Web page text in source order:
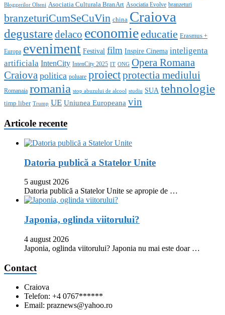
Bloggerilor Olteni Asociatia Culturala BranArt Asociatia Evolve branzeturi
branzeturiCumSeCuVin china Craiova
degustaredelaco economieeducatie Erasmus +
Europa eveniment Festival film Inspire Cinema inteligenta
artificiala IntenCity IntenCity 2025 IT ONG Opera Romana
Craiova politica poluare proiectprotectia mediului
Romanaia romania stop abuzului de alcool studiu SUA tehnologie
timp liber Trump UE Uniunea Europeana vin
Articole recente
Datoria publică a Statelor Unite
5 august 2026
Datoria publică a Statelor Unite se apropie de …
Japonia, oglinda viitorului?
4 august 2026
Japonia, oglinda viitorului? Japonia nu mai este doar …
Contact
Craiova
Telefon: +4 0767******
Email: praznews@yahoo.ro